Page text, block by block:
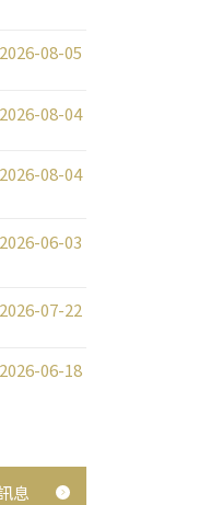
2026-08-05
2026-08-04
2026-08-04
2026-06-03
2026-07-22
2026-06-18
息